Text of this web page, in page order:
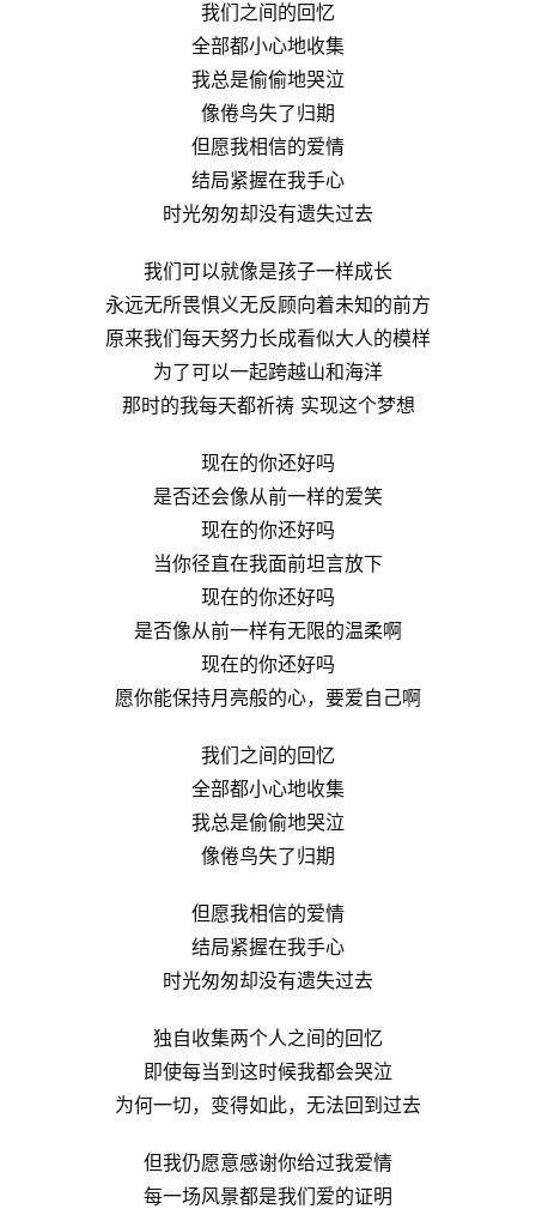
我们之间的回忆
全部都小心地收集
我总是偷偷地哭泣
像倦鸟失了归期
但愿我相信的爱情
结局紧握在我手心
时光匆匆却没有遗失过去
我们可以就像是孩子一样成长
永远无所畏惧义无反顾向着未知的前方
原来我们每天努力长成看似大人的模样
为了可以一起跨越山和海洋
那时的我每天都祈祷 实现这个梦想
现在的你还好吗
是否还会像从前一样的爱笑
现在的你还好吗
当你径直在我面前坦言放下
现在的你还好吗
是否像从前一样有无限的温柔啊
现在的你还好吗
愿你能保持月亮般的心，要爱自己啊
我们之间的回忆
全部都小心地收集
我总是偷偷地哭泣
像倦鸟失了归期
但愿我相信的爱情
结局紧握在我手心
时光匆匆却没有遗失过去
独自收集两个人之间的回忆
即使每当到这时候我都会哭泣
为何一切，变得如此，无法回到过去
但我仍愿意感谢你给过我爱情
每一场风景都是我们爱的证明